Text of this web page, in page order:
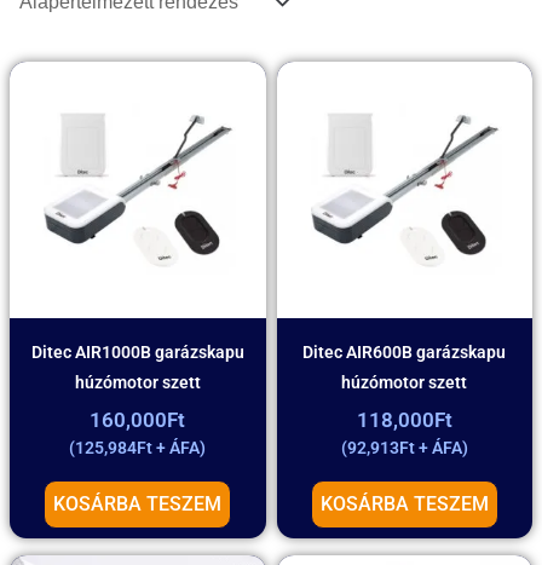
Ditec AIR1000B garázskapu
húzómotor szett
160,000Ft
(125,984Ft+ ÁFA)
KOSÁRBA TESZEM
Ditec AIR600B garázskapu
húzómotor szett
118,000Ft
(92,913Ft+ ÁFA)
KOSÁRBA TESZEM